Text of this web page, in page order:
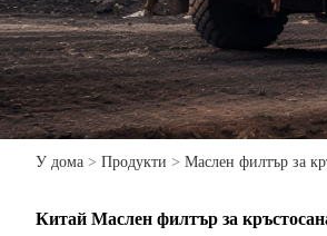
У дома > Продукти > Маслен филтър за
Китай Маслен филтър за